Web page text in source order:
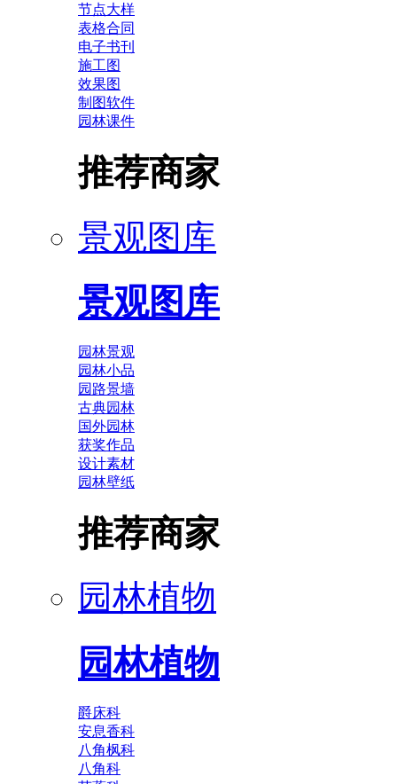
节点大样
表格合同
电子书刊
施工图
效果图
制图软件
园林课件
推荐商家
景观图库
景观图库
园林景观
园林小品
园路景墙
古典园林
国外园林
获奖作品
设计素材
园林壁纸
推荐商家
园林植物
园林植物
爵床科
安息香科
八角枫科
八角科